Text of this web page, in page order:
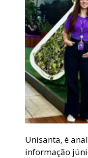
Unisanta, é
informação